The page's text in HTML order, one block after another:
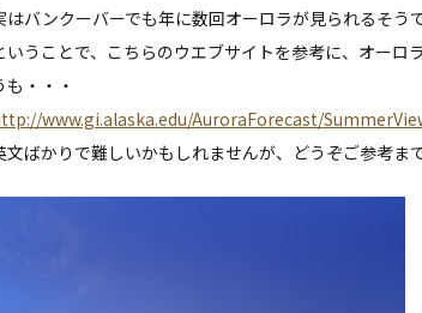
はバンクーバーでも年に数回オーロラが見られるそうで
いうことで、こちらのウエブサイトを参考に、オー
も・・・
www.gi.alaska.edu/AuroraForecast/
文ばかりで難しいかもしれませんが、どうぞご参考まで